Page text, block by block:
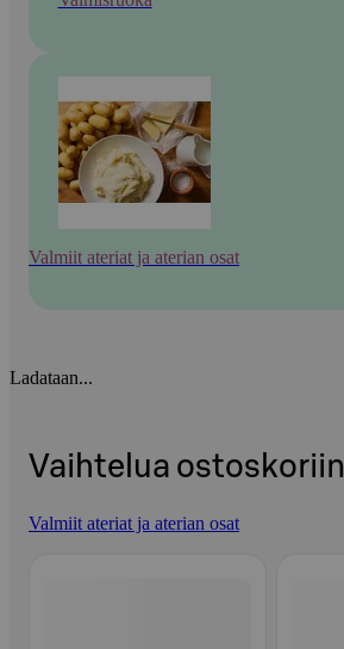
Valmiit ateriat ja aterian osat
Ladataan...
Vaihtelua ostoskoriin
Valmiit ateriat ja aterian osat